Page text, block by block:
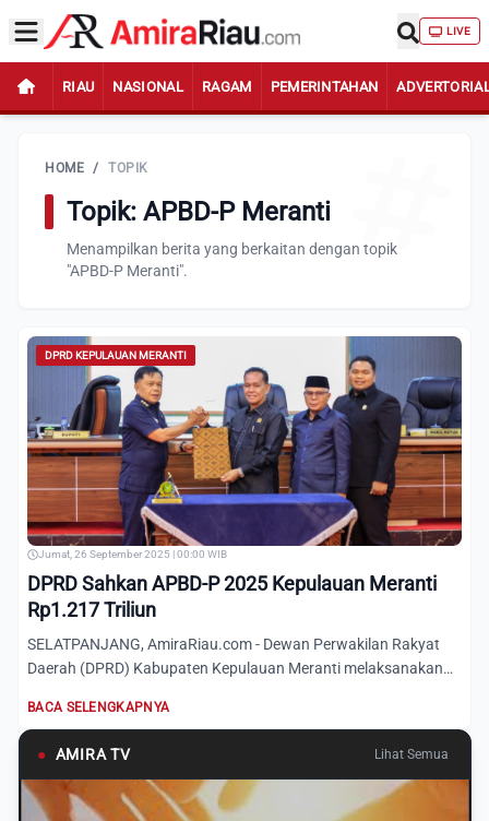
LIVE
RIAU NASIONAL RAGAM PEMERINTAHAN
HOME / TOPIK
Topik: APBD-P Meranti
Menampilkan berita yang berkaitan dengan topik
"APBD-P Meranti".
DPRD KEPULAUAN MERANTI
Jumat, 26 September 2025 | 00:00 WIB
DPRD Sahkan APBD-P 2025 Kepulauan Meranti
Rp1.217 Triliun
SELATPANJANG, AmiraRiau.com - Dewan Perwakilan Rakyat
Daerah (DPRD) Kabupaten Kepulauan Meranti melaksanakan
BACA SELENGKAPNYA
● AMIRA TV Lihat Semua